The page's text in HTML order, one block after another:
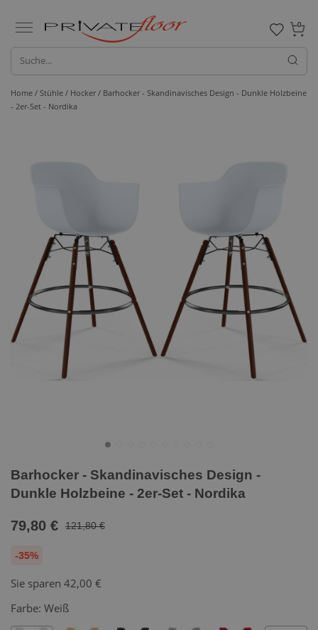
0
Home / Stühle / Hocker / Barhocker - Skandinavisches Design - Dunkle Holzbeine
- 2er-Set - Nordika
Barhocker - Skandinavisches Design -
Dunkle Holzbeine - 2er-Set - Nordika
79,80 € 121,80 €
-35%
Sie sparen 42,00 €
Farbe: Weiß